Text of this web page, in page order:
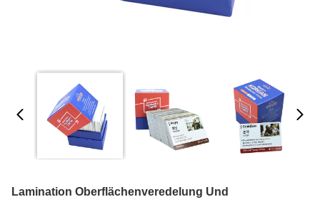
Lamination Oberflächenveredelung Und